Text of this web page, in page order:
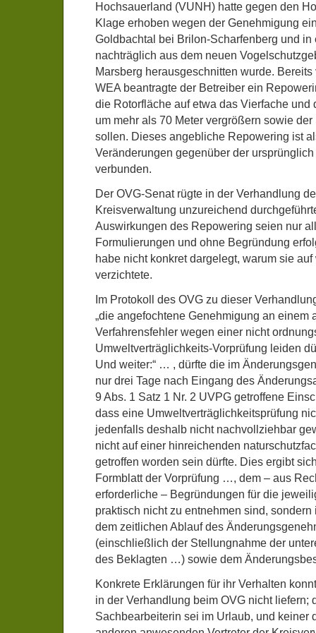
Hochsauerland (VUNH) hatte gegen den
Klage erhoben wegen der Genehmigung
Goldbachtal bei Brilon-Scharfenberg und in
nachträglich aus dem neuen
Marsberg herausgeschnitten wurde.
WEA beantragte der Betreiber ein
die Rotorfläche auf etwa das Vierfache und
um mehr als 70 Meter vergrößern sowie
sollen. Dieses angebliche Repowering ist
Veränderungen gegenüber der
verbunden.
Der OVG-Senat rügte in der Verhandlung
Kreisverwaltung unzureichend
Auswirkungen des Repowering seien nur
Formulierungen und ohne Begründung
habe nicht konkret dargelegt, warum sie
verzichtete.
Im Protokoll des OVG zu dieser
„die angefochtene Genehmigung an einem
Verfahrensfehler wegen einer nicht
Umweltverträglichkeits-Vorprüfung leiden
Und weiter:“ … , dürfte die im
nur drei Tage nach Eingang des
9 Abs. 1 Satz 1 Nr. 2 UVPG getroffene
dass eine Umweltverträglichkeitsprüfung
jedenfalls deshalb nicht nachvollziehbar
nicht auf einer hinreichenden
getroffen worden sein dürfte. Dies ergibt
Formblatt der Vorprüfung …, dem – aus
erforderliche – Begründungen für die
praktisch nicht zu entnehmen sind,
dem zeitlichen Ablauf des
(einschließlich der Stellungnahme der
des Beklagten …) sowie dem
Konkrete Erklärungen für ihr Verhalten
in der Verhandlung beim OVG nicht liefern;
Sachbearbeiterin sei im Urlaub, und keiner